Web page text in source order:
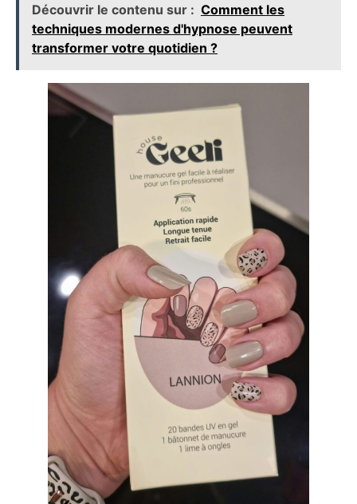
Découvrir le contenu sur : Comment les
techniques modernes d'hypnose peuvent
transformer votre quotidien ?